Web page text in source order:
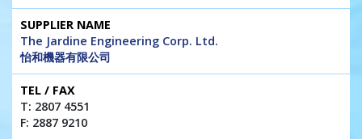
The Jardine Engineering Corp. Ltd.
怡和機器有限公司
T: 2807 4551
F: 2887 9210